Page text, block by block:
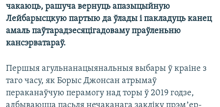
чакаюць, рашуча вернуць апазыцыйную
Лейбарысцкую партыю да ўлады і пакладуць канец
амаль паўтарадзесяцігадоваму праўленьню
кансэрватараў.
Першыя агульнанацыянальныя выбары ў краіне з
таго часу, як Борыс Джонсан атрымаў
пераканаўчую перамогу над торы ў 2019 годзе,